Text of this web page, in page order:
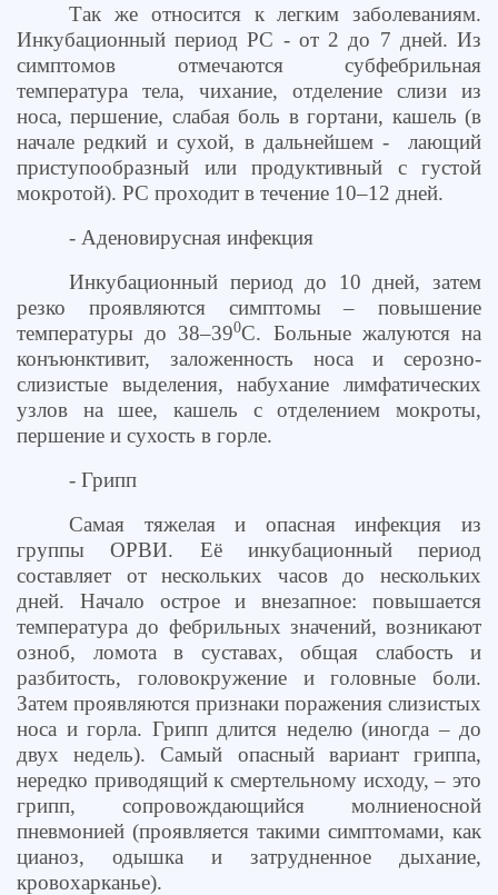
Так же относится к легким заболеваниям.
Инкубационный период РС - от 2 до 7 дней. Из
симптомов отмечаются субфебрильная
температура тела, чихание, отделение слизи из
носа, першение, слабая боль в гортани, кашель (в
начале редкий и сухой, в дальнейшем - лающий
приступообразный или продуктивный с густой
мокротой). РС проходит в течение 10–12 дней.
- Аденовирусная инфекция
Инкубационный период до 10 дней, затем
резко проявляются симптомы – повышение
температуры до 38–390С. Больные жалуются на
конъюнктивит, заложенность носа и серозно-
слизистые выделения, набухание лимфатических
узлов на шее, кашель с отделением мокроты,
першение и сухость в горле.
- Грипп
Самая тяжелая и опасная инфекция из
группы ОРВИ. Её инкубационный период
составляет от нескольких часов до нескольких
дней. Начало острое и внезапное: повышается
температура до фебрильных значений, возникают
озноб, ломота в суставах, общая слабость и
разбитость, головокружение и головные боли.
Затем проявляются признаки поражения слизистых
носа и горла. Грипп длится неделю (иногда – до
двух недель). Самый опасный вариант гриппа,
нередко приводящий к смертельному исходу, – это
грипп, сопровождающийся молниеносной
пневмонией (проявляется такими симптомами, как
цианоз, одышка и затрудненное дыхание,
кровохарканье).